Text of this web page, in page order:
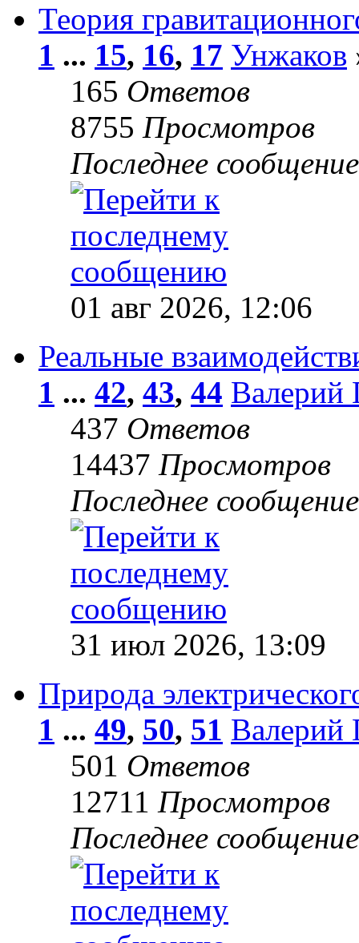
Теория
1 ... 15, 16, 17 Унжаков
165 Ответов
8755 Просмотров
Последнее
01 авг 2026, 12:06
Реальные
1 ... 42, 43, 44 Валерий
437 Ответов
14437 Просмотров
Последнее
31 июл 2026, 13:09
Природа
1 ... 49, 50, 51 Валерий
501 Ответов
12711 Просмотров
Последнее